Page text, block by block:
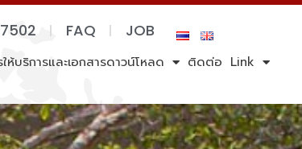
FAQ JOB
ให้บริการและเอกสารดาวน์โหลด ติดต่อ Link